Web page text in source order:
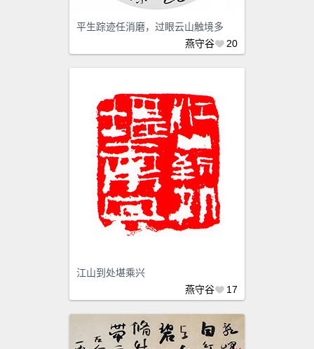
平生踪迹任消磨，过眼云山触境多
燕守谷
20
江山到处堪乘兴
燕守谷
17